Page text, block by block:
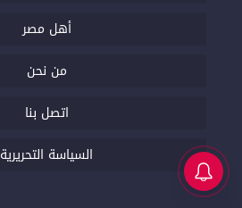
أهل مصر
من نحن
اتصل بنا
السياسة التحريرية